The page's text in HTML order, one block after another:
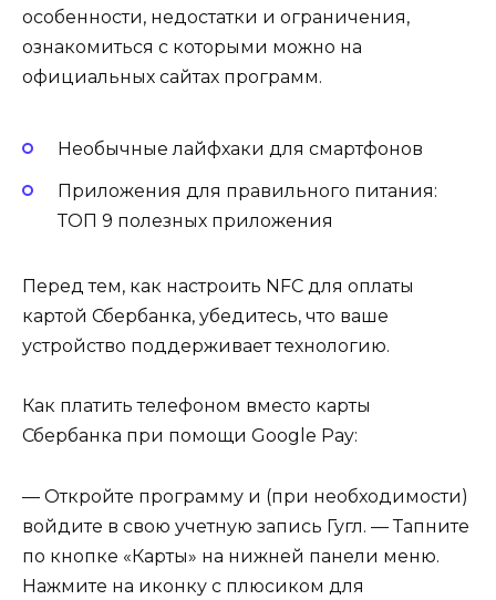
особенности, недостатки и ограничения,
ознакомиться с которыми можно на
официальных сайтах программ.
Необычные лайфхаки для смартфонов
Приложения для правильного питания:
ТОП 9 полезных приложения
Перед тем, как настроить NFC для оплаты
картой Сбербанка, убедитесь, что ваше
устройство поддерживает технологию.
Как платить телефоном вместо карты
Сбербанка при помощи Google Pay:
— Откройте программу и (при необходимости)
войдите в свою учетную запись Гугл. — Тапните
по кнопке «Карты» на нижней панели меню.
Нажмите на иконку с плюсиком для